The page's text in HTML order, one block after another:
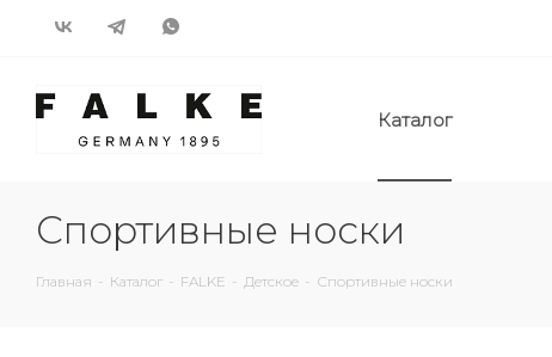
Каталог
Спортивные носки
Главная - Каталог - FALKE - Детское - Спортивные носки